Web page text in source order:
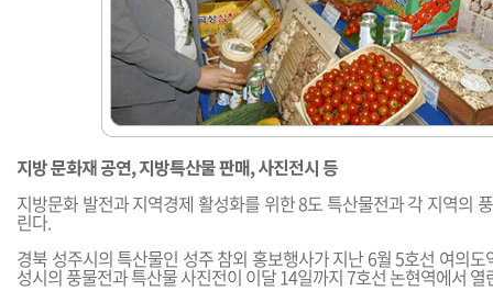
지방 문화재 공연, 지방특산물 판매, 사진전시 등
지방문화 발전과 지역경제 활성화를 위한 8도 특산물전과 각 지역의
린다.
경북 성주시의 특산물인 성주 참외 홍보행사가 지난 6월 5호선 여의
성시의 풍물전과 특산물 사진전이 이달 14일까지 7호선 논현역에서 열